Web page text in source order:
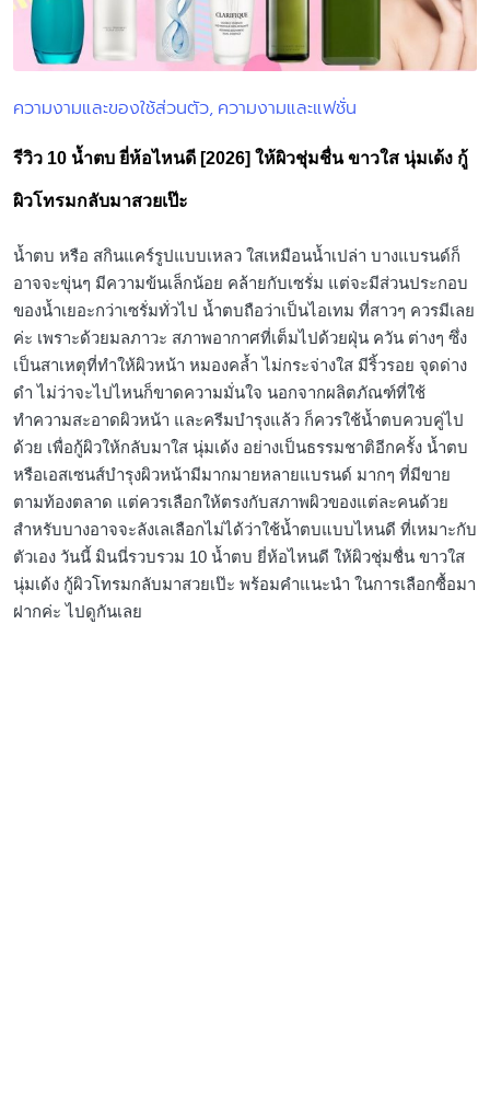
Posted
ความงามและของใช้ส่วนตัว ความงามและแฟชั่น
รีวิว 10 น้ำตบ ยี่ห้อไหนดี [2026] ให้ผิวชุ่มชื่น ขาวใส นุ่มเด้ง กู้
ผิวโทรมกลับมาสวยเป๊ะ
น้ำตบ หรือ สกินแคร์รูปแบบเหลว ใสเหมือนน้ำเปล่า บางแบรนด์ก็
อาจจะขุ่นๆ มีความข้นเล็กน้อย คล้ายกับเซรั่ม แต่จะมีส่วนประกอบ
ของน้ำเยอะกว่าเซรั่มทั่วไป น้ำตบถือว่าเป็นไอเทม ที่สาวๆ ควรมีเลย
ค่ะ เพราะด้วยมลภาวะ สภาพอากาศที่เต็มไปด้วยฝุ่น ควัน ต่างๆ ซึ่ง
เป็นสาเหตุที่ทำให้ผิวหน้า หมองคล้ำ ไม่กระจ่างใส มีริ้วรอย จุดด่าง
ดำ ไม่ว่าจะไปไหนก็ขาดความมั่นใจ นอกจากผลิตภัณฑ์ที่ใช้
ทำความสะอาดผิวหน้า และครีมบำรุงแล้ว ก็ควรใช้น้ำตบควบคู่ไป
ด้วย เพื่อกู้ผิวให้กลับมาใส นุ่มเด้ง อย่างเป็นธรรมชาติอีกครั้ง น้ำตบ
หรือเอสเซนส์บำรุงผิวหน้ามีมากมายหลายแบรนด์ มากๆ ที่มีขาย
ตามท้องตลาด แต่ควรเลือกให้ตรงกับสภาพผิวของแต่ละคนด้วย
สำหรับบางอาจจะลังเลเลือกไม่ได้ว่าใช้น้ำตบแบบไหนดี ที่เหมาะกับ
ตัวเอง วันนี้ มินนี่รวบรวม 10 น้ำตบ ยี่ห้อไหนดี ให้ผิวชุ่มชื่น ขาวใส
นุ่มเด้ง กู้ผิวโทรมกลับมาสวยเป๊ะ พร้อมคำแนะนำ ในการเลือกซื้อมา
ฝากค่ะ ไปดูกันเลย